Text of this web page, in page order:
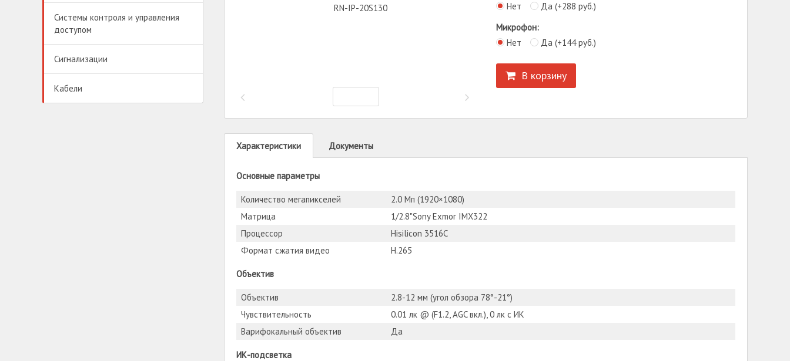
Системы контроля и управления
доступом
Сигнализации
Кабели
Нет
Да (+288 руб.)
Микрофон:
Нет
Да (+144 руб.)
В корзину
Характеристики Документы
Основные параметры
Количество мегапикселей
2.0 Мп (1920×1080)
Матрица
1/2.8"Sony Exmor IMX322
Процессор
Hisilicon 3516C
Формат сжатия видео
H.265
Объектив
Объектив
2.8-12 мм (угол обзора 78°-21°)
Чувствительность
0.01 лк @ (F1.2, AGC вкл.), 0 лк с ИК
Варифокальный объектив
Да
ИК-подсветка